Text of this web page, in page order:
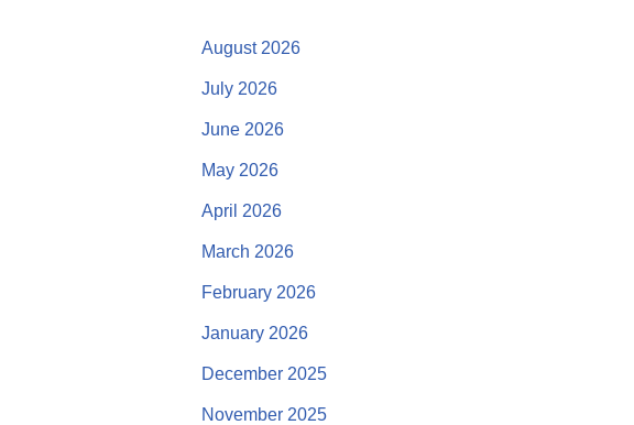
August 2026
July 2026
June 2026
May 2026
April 2026
March 2026
February 2026
January 2026
December 2025
November 2025